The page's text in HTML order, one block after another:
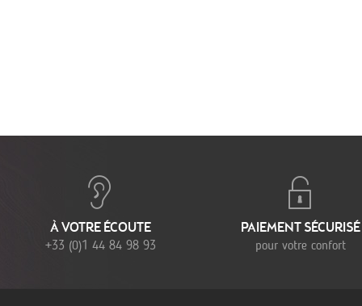
À VOTRE ÉCOUTE
+33 (0)1 44 84 98 93
PAIEMENT SÉCURISÉ
pour votre confort